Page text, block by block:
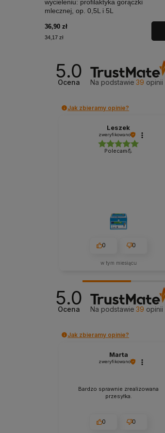
wycieleniu: profilaktyka gorączki
mlecznej, op. 0,5L i 5L
36,90 zł
34,17 zł
5.0
Ocena Na podstawie 39 opinii
Jak zbieramy opinie?
Leszek
zweryfikowano
Polecam💪
0 0
w tym miesiącu
5.0
Ocena Na podstawie 39 opinii
Jak zbieramy opinie?
Marta
zweryfikowano
Bardzo sprawnie zrealizowana
przesyłka.
0 0